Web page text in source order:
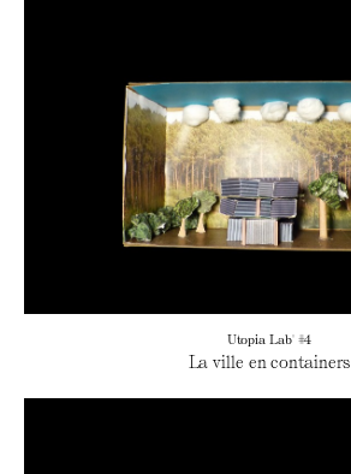
Utopia Lab' #4
La ville en containers